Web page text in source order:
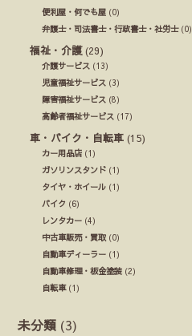
便利屋・何でも屋 (0)
弁護士・司法書士・行政書士・社労士(0)
福祉・介護(29)
介護サービス (13)
児童福祉サービス (3)
障害福祉サービス (8)
高齢者福祉サービス (17)
車・バイク・自転車 (15)
カー用品店 (1)
ガソリンスタンド (1)
タイヤ・ホイール (1)
バイク (6)
レンタカー (4)
中古車販売・買取 (0)
自動車ディーラー (1)
自動車修理・板金塗装 (2)
自転車(1)
未分類 (3)